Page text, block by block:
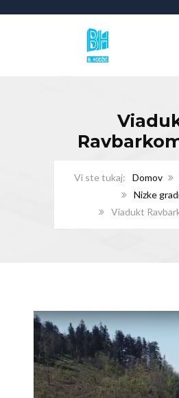
Domov
Nizke
Viadukt